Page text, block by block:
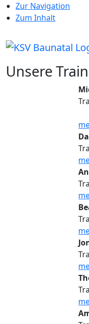
Zur Navigation
Zum Inhalt
Unsere